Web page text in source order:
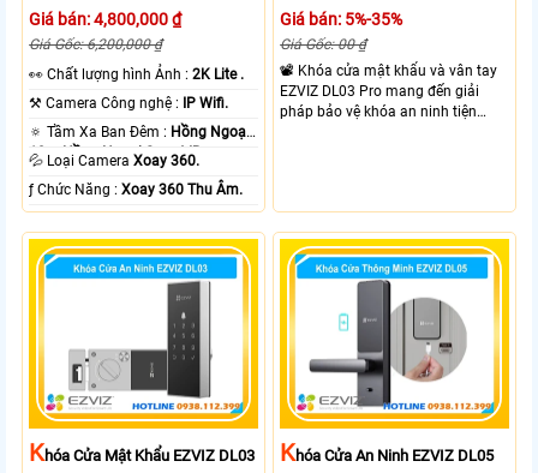
Giá bán: 4,800,000 ₫
Giá Gốc: 6,200,000 ₫
️👀 Chất lượng hình Ảnh :2K Lite .
⚒ Camera Công nghệ : IP Wifi.
🔅 Tầm Xa Ban Đêm : Hồng Ngoại
10m Hồng Ngoại Smart IR.
💦 Loại CameraXoay 360.
️ƒ Chức Năng :Xoay 360 Thu Âm.
Giá bán: 5%-35%
Giá Gốc: 00 ₫
📽 Khóa cửa mật khẩu và vân tay
EZVIZ DL03 Pro mang đến giải
pháp bảo vệ khóa an ninh tiện
dụng phù hợp cho gia đình và văn
phòng giúp kiểm soát ra vào linh
hoạt.
KHóa Cửa Mật Khẩu EZVIZ DL03 KHóa Cửa An Ninh EZVIZ DL05